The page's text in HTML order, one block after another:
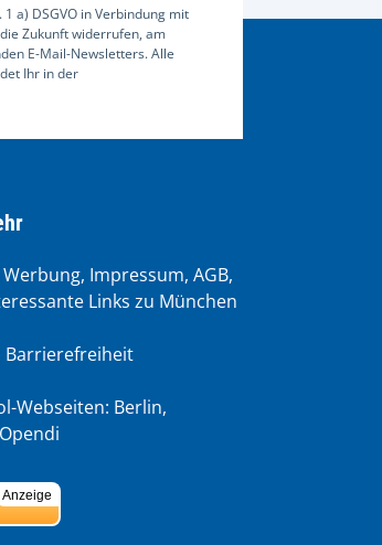
a) DSGVO in Verbindung mit
Zukunft widerrufen, am
E-Mail-Newsletters. Alle
Ihr in der
Impressum, AGB,
Links zu München
Barrierefreiheit
Webseiten: Berlin,
Opendi
Anzeige